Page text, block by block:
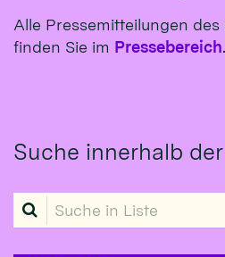
Alle Pressemitteilungen
finden Sie im Pressebereich.
Suche innerhalb
Suche in Liste